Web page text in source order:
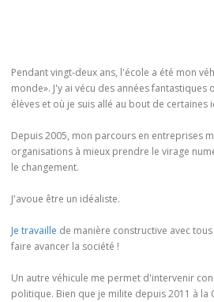
Pendant vingt-deux ans, l'école a été mon
monde». J'y ai vécu des années
élèves et où je suis allé au bout de certaines
Depuis 2005, mon parcours en entreprises
organisations à mieux prendre le virage
le changement.
J'avoue être un idéaliste.
Je travaille de manière constructive avec
faire avancer la société !
Un autre véhicule me permet d'intervenir
politique. Bien que je milite depuis 2011 à la